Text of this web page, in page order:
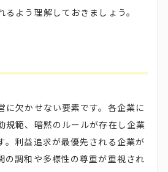
るよう理解しておきましょう。
に欠かせない要素です。各企業に
規範、暗黙のルールが存在し企業
。利益追求が最優先される企業が
の調和や多様性の尊重が重視され